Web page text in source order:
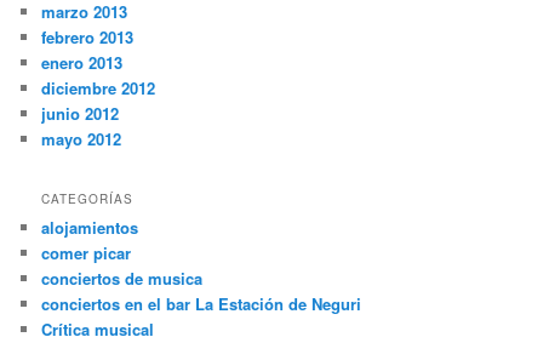
marzo 2013
febrero 2013
enero 2013
diciembre 2012
junio 2012
mayo 2012
CATEGORÍAS
alojamientos
comer picar
conciertos de musica
conciertos en el bar La Estación de Neguri
Crítica musical